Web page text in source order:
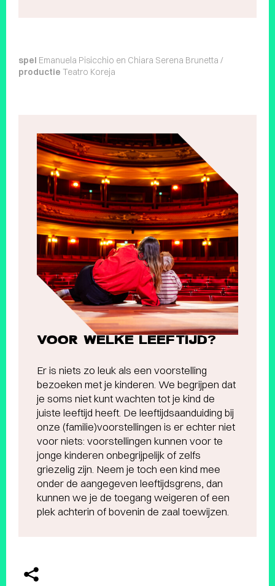
spel Emanuela Pisicchio en Chiara Serena Brunetta /
productie Teatro Koreja
VOOR WELKE LEEFTIJD?
Er is niets zo leuk als een voorstelling
bezoeken met je kinderen. We begrijpen dat
je soms niet kunt wachten tot je kind de
juiste leeftijd heeft. De leeftijdsaanduiding bij
onze (familie)voorstellingen is er echter niet
voor niets: voorstellingen kunnen voor te
jonge kinderen onbegrijpelijk of zelfs
griezelig zijn. Neem je toch een kind mee
onder de aangegeven leeftijdsgrens, dan
kunnen we je de toegang weigeren of een
plek achterin of bovenin de zaal toewijzen.